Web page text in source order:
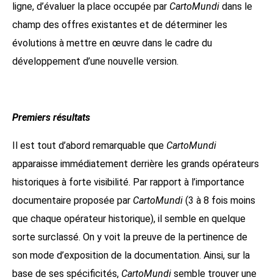
ligne, d’évaluer la place occupée par CartoMundi dans le
champ des offres existantes et de déterminer les
évolutions à mettre en œuvre dans le cadre du
développement d’une nouvelle version.
Premiers résultats
Il est tout d’abord remarquable que CartoMundi
apparaisse immédiatement derrière les grands opérateurs
historiques à forte visibilité. Par rapport à l’importance
documentaire proposée par CartoMundi (3 à 8 fois moins
que chaque opérateur historique), il semble en quelque
sorte surclassé. On y voit la preuve de la pertinence de
son mode d’exposition de la documentation. Ainsi, sur la
base de ses spécificités, CartoMundi semble trouver une